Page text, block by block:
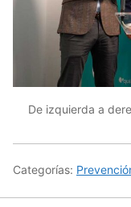
De izquierda a
Categorías: